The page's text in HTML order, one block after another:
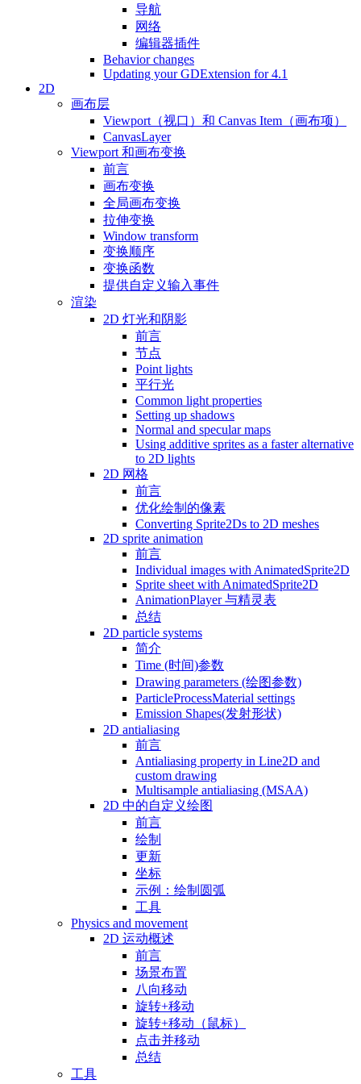
导航
网络
编辑器插件
Behavior changes
Updating your GDExtension for 4.1
2D
画布层
Viewport（视口）和 Canvas Item（画布项）
CanvasLayer
Viewport 和画布变换
前言
画布变换
全局画布变换
拉伸变换
Window transform
变换顺序
变换函数
提供自定义输入事件
渲染
2D 灯光和阴影
前言
节点
Point lights
平行光
Common light properties
Setting up shadows
Normal and specular maps
Using additive sprites as a faster alternative
to 2D lights
2D 网格
前言
优化绘制的像素
Converting Sprite2Ds to 2D meshes
2D sprite animation
前言
Individual images with AnimatedSprite2D
Sprite sheet with AnimatedSprite2D
AnimationPlayer 与精灵表
总结
2D particle systems
简介
Time (时间)参数
Drawing parameters (绘图参数)
ParticleProcessMaterial settings
Emission Shapes(发射形状)
2D antialiasing
前言
Antialiasing property in Line2D and
custom drawing
Multisample antialiasing (MSAA)
2D 中的自定义绘图
前言
绘制
更新
坐标
示例：绘制圆弧
工具
Physics and movement
2D 运动概述
前言
场景布置
八向移动
旋转+移动
旋转+移动（鼠标）
点击并移动
总结
工具